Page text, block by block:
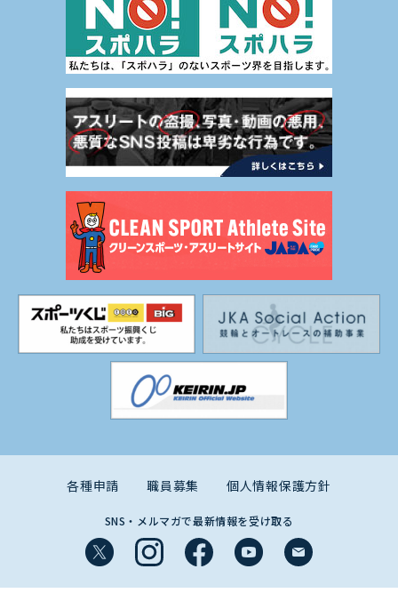
各種申請 職員募集 個人情報保護方針
SNS・メルマガで最新情報を受け取る